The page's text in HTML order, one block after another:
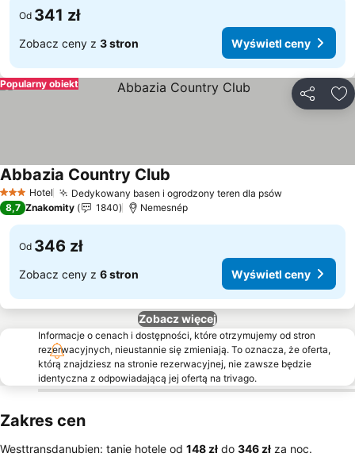
Od 341 zł
Zobacz ceny z 3 stron Wyświetl ceny
Popularny obiekt
3 Kategoria
Hotel Dedykowany basen i ogrodzony teren dla psówWyświetl
Abbazia Country Club
8,7 Znakomity 1840 Nemesnép
Od 346 zł
Zobacz ceny z 6 stron Wyświetl ceny
Zobacz więcej
Informacje o cenach i dostępności, które otrzymujemy od stron
rezerwacyjnych, nieustannie się zmieniają. To oznacza, że oferta,
którą znajdziesz na stronie rezerwacyjnej, nie zawsze będzie
identyczna z odpowiadającą jej ofertą na trivago.
Zakres cen
Westtransdanubien: tanie hotele od ‎148 zł do ‎346 zł za noc.